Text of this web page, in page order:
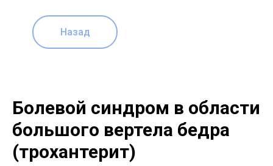
Назад
Болевой синдром в области
большого вертела бедра
(трохантерит)